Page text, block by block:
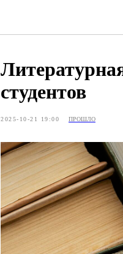
студентов
2025-10-21 19:00 ПРОШЛО